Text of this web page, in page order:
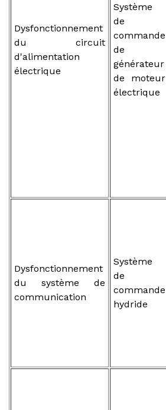
Dysfonctionnement
du circuit
d'alimentation
électrique
Système
de
commande
de
générateur
de moteur
électrique
Dysfonctionnement
du système de
communication
Système
de
commande
hydride